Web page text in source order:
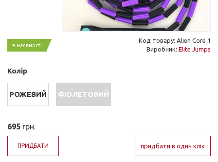
в наявності
Код товару: Alien Core 1
Виробник: Elite Jumps
Колір
РОЖЕВИЙ ФІОЛЕТОВИЙ
695 грн.
ПРИДБАТИ придбати в один клік